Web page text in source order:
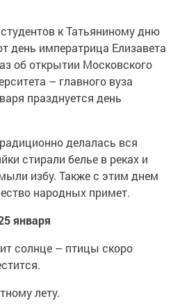
к Татьяниному дню
день императрица Елизавета
об открытии Московского
– главного вуза
празднуется день
делалась вся
стирали белье в реках и
избу. Также с этим днем
народных примет.
января
солнце – птицы скоро
лету.